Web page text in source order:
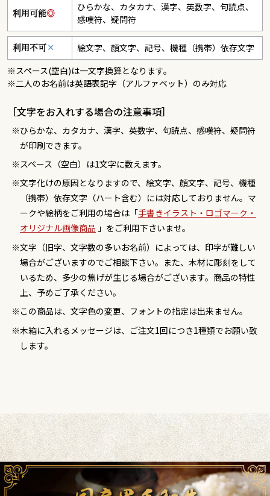
利用可能◎
ひらかな、カタカナ、漢字、英数字、句読点、
感嘆符、疑問符
利用不可 ×
絵文字、顔文字、記号、機種（携帯）依存文字
※スペース(空白)は一文字換算となります。
※二人のお名前は英語表記字（アルファベット）のみ対応
［文字をお入れする場合の注意事項］
ひらかな、カタカナ、漢字、英数字、句読点、感嘆符、疑問符
が印刷できます。
スペース（空白）は1文字に数えます。
文字化けの原因となりますので、絵文字、顔文字、記号、機種
（携帯）依存文字（ハート含む）には対応しておりません。マ
ークや絵柄をご利用の場合は「手書きイラスト・ロゴマーク・
オリジナル画像商品 」をご利用下さいませ。
文字（旧字、文字数の多いお名前）によっては、印字が難しい
場合がございますのでご相談下さい。また、木材に彫刻をして
いるため、多少の焦げが生じる場合がございます。商品の特性
上、予めご了承ください。
この商品は、文字色の変更、フォントの指定は出来ません。
木箱に入れるメッセージは、ご注文1回につき1種類でお願い致
します。